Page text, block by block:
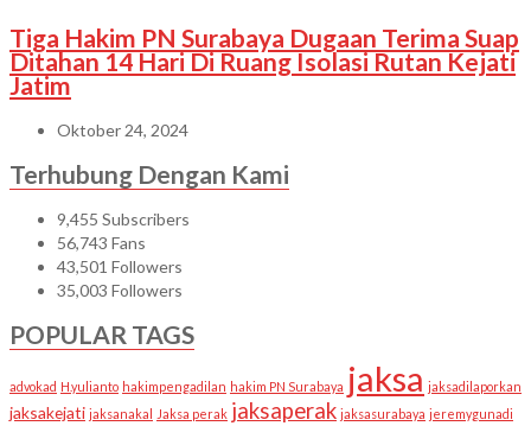
Tiga Hakim PN Surabaya Dugaan Terima Suap
Ditahan 14 Hari Di Ruang Isolasi Rutan Kejati
Jatim
Oktober 24, 2024
Terhubung Dengan Kami
9,455 Subscribers
56,743 Fans
43,501 Followers
35,003 Followers
POPULAR TAGS
advokad H.yulianto hakimpengadilan hakim PN Surabaya jaksa jaksadilaporkan
jaksakejati jaksanakal Jaksa perak jaksaperak jaksasurabaya jeremygunadi